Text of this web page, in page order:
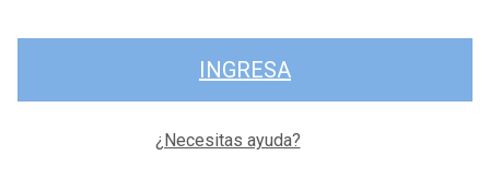
INGRESA
¿Necesitas ayuda?